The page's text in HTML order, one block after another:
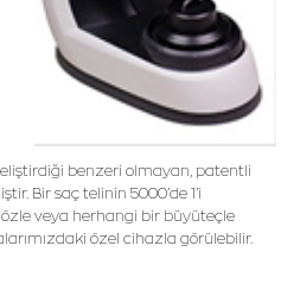
benzeri olmayan, patentli
Bir saç telinin 5000’de 1’i
veya herhangi bir büyüteçle
özel cihazla görülebilir.